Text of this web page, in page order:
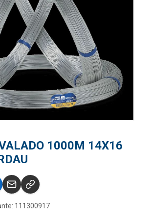
1000M 14X16
111300917